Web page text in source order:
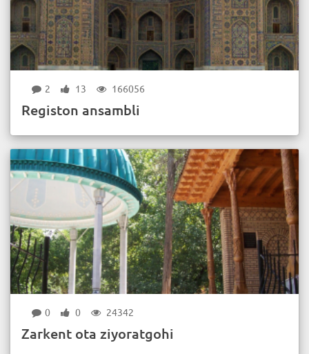
2 13 166056
Registon ansambli
0 0 24342
Zarkent ota ziyoratgohi